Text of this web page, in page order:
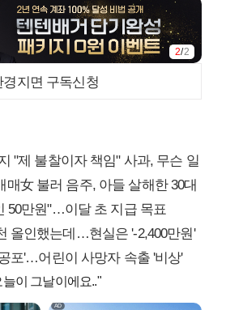
2/2
경지면 구독신청
"제 불찰이자 책임" 사과, 무슨 일
매女 불러 음주, 아들 살해한 30대
50만원"…이달 초 지급 목표
올인했는데…현실은 '-2,400만원'
포'…어린이 사망자 속출 '비상'
이 그날이에요.."